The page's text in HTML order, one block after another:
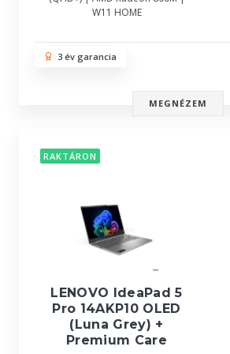
W11 HOME
3 év garancia
MEGNÉZEM
RAKTÁRON
LENOVO IdeaPad 5
Pro 14AKP10 OLED
(Luna Grey) +
Premium Care